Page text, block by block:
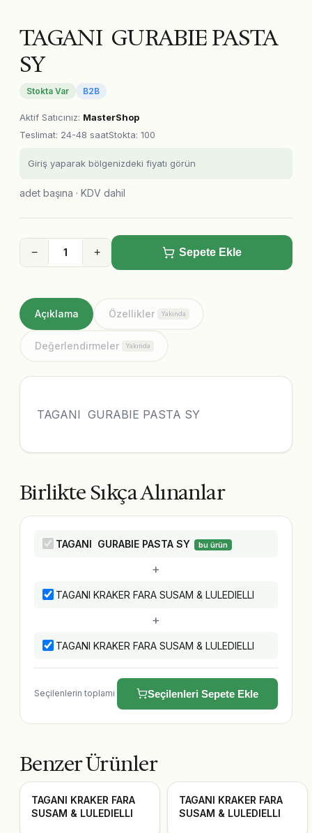
TAGANI GURABIE PASTA
SY
Stokta Var B2B
Aktif Satıcınız: MasterShop
Teslimat: 24-48 saatStokta: 100
Giriş yaparak bölgenizdeki fiyatı görün
adet başına · KDV dahil
− + Sepete Ekle
Açıklama Özellikler Yakında
Değerlendirmeler Yakında
TAGANI GURABIE PASTA SY
Birlikte Sıkça Alınanlar
TAGANI GURABIE PASTA SY bu ürün
+
TAGANI KRAKER FARA SUSAM & LULEDIELLI
+
TAGANI KRAKER FARA SUSAM & LULEDIELLI
Seçilenlerin toplamı Seçilenleri Sepete Ekle
Benzer Ürünler
TAGANI KRAKER FARA
SUSAM & LULEDIELLI
TAGANI KRAKER FARA
SUSAM & LULEDIELLI